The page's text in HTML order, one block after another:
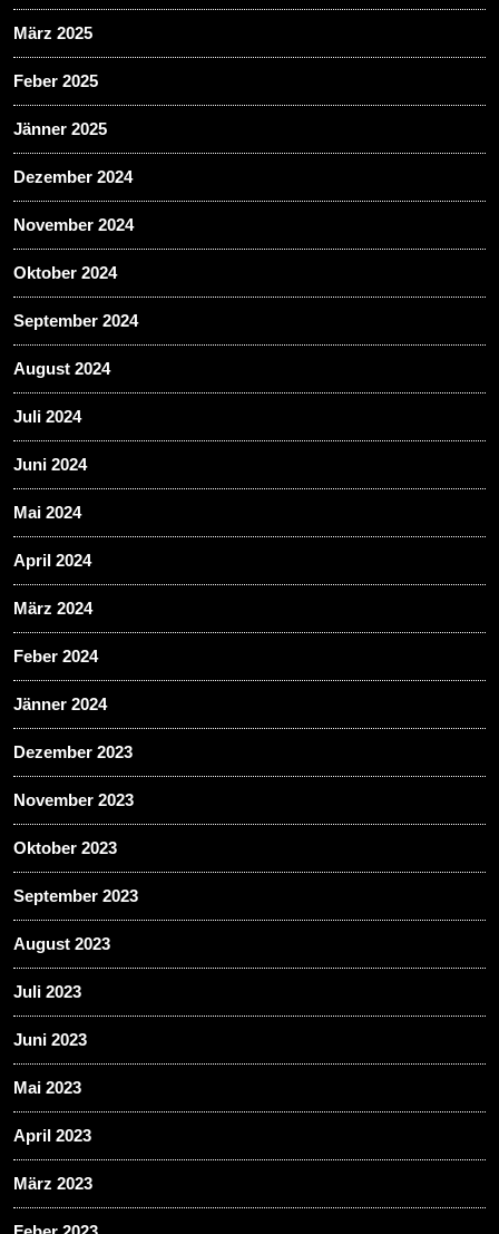
März 2025
Feber 2025
Jänner 2025
Dezember 2024
November 2024
Oktober 2024
September 2024
August 2024
Juli 2024
Juni 2024
Mai 2024
April 2024
März 2024
Feber 2024
Jänner 2024
Dezember 2023
November 2023
Oktober 2023
September 2023
August 2023
Juli 2023
Juni 2023
Mai 2023
April 2023
März 2023